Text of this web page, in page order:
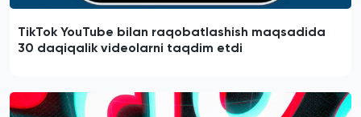
TikTok YouTube bilan raqobatlashish maqsadida
30 daqiqalik videolarni taqdim etdi